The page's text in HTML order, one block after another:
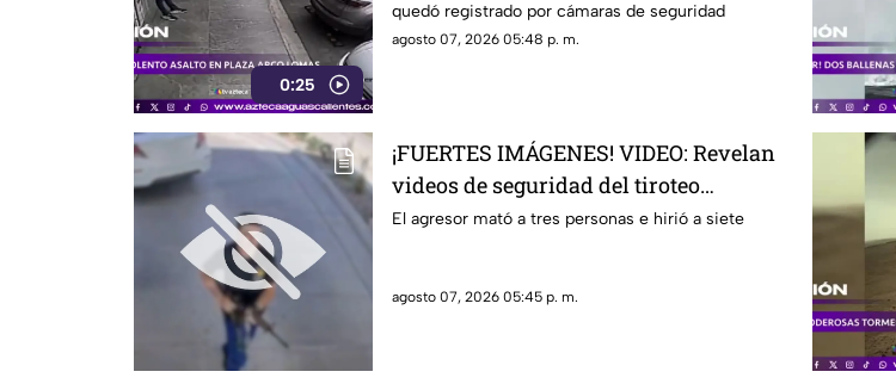
0:25
quedó registrado por cámaras de seguridad
agosto 07, 2026 05:48 p. m.
¡FUERTES IMÁGENES! VIDEO: Revelan
videos de seguridad del tiroteo
realizado en famosa cadena de
El agresor mató a tres personas e hirió a siete
agosto 07, 2026 05:45 p. m.